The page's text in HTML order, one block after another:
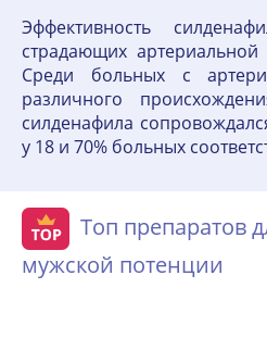
Эффективность
страдающих артериальной
Среди больных с
различного
силденафила
у 18 и 70% больных
Топ препаратов
мужской потенции